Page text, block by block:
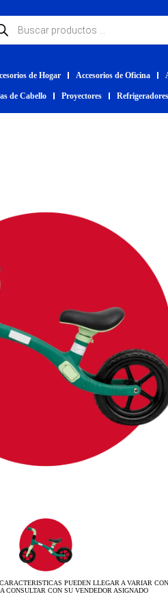
de Hogar Accesorios de Oficina
de Cabello Proyectores Refrigeradores
PUEDEN LLEGAR A VARIAR
CONSULTAR CON SU VENDEDOR ASIGNADO